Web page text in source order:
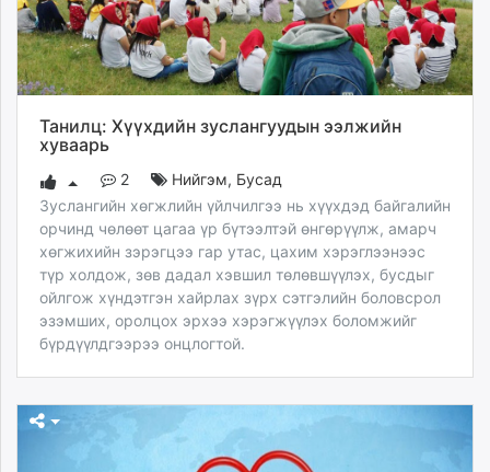
Танилц: Хүүхдийн зуслангуудын ээлжийн
хуваарь
2 Нийгэм, Бусад
Зуслангийн хөгжлийн үйлчилгээ нь хүүхдэд байгалийн
орчинд чөлөөт цагаа үр бүтээлтэй өнгөрүүлж, амарч
хөгжихийн зэрэгцээ гар утас, цахим хэрэглээнээс
түр холдож, зөв дадал хэвшил төлөвшүүлэх, бусдыг
ойлгож хүндэтгэн хайрлах зүрх сэтгэлийн боловсрол
эзэмших, оролцох эрхээ хэрэгжүүлэх боломжийг
бүрдүүлдгээрээ онцлогтой.